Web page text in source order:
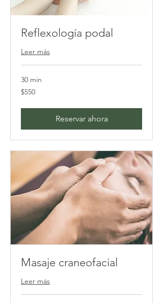
Reflexología podal
Leer más
30 min
550
pesos
$550
Reservar ahora
Masaje craneofacial
Leer más